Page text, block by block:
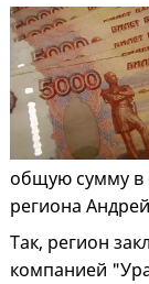
общую сумму в
региона
Так, регион
компанией